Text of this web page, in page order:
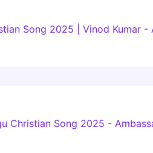
Song 2025 | Vinod Kumar -
Christian Song 2025 -